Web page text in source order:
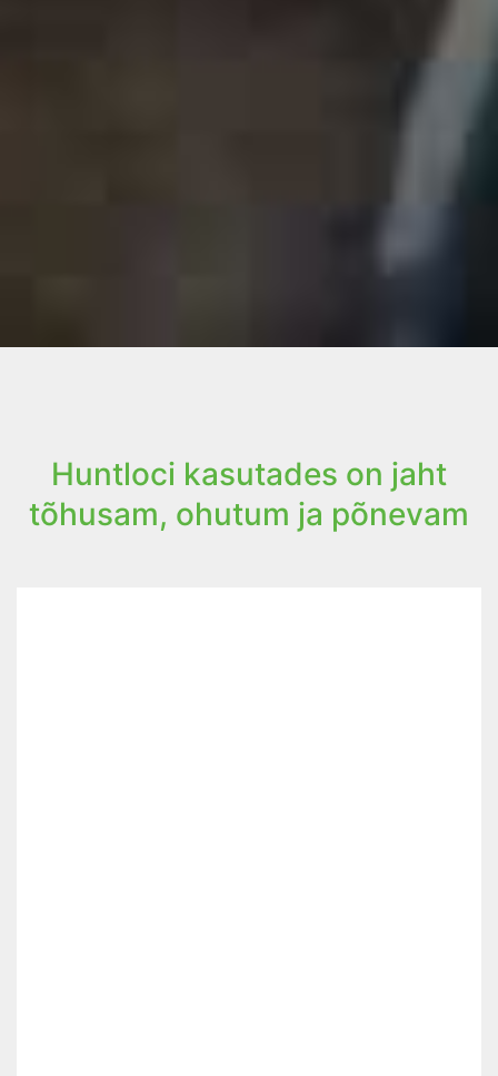
Huntloci kasutades on jaht
tõhusam, ohutum ja põnevam